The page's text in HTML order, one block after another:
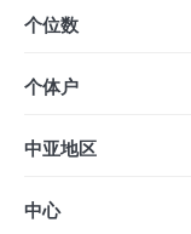
个位数
个体户
中亚地区
中心